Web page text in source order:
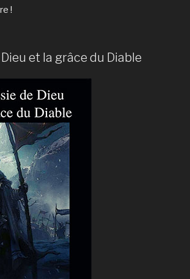
!
Dieu et la grâce du Diable